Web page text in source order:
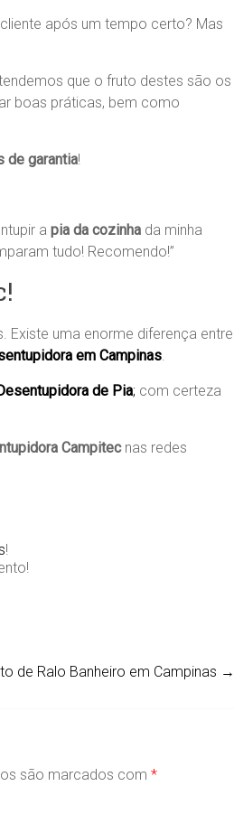
após um tempo certo? Mas
que o fruto destes são os
boas práticas, bem como
de garantia!
a pia da cozinha da minha
tudo! Recomendo!”
Existe uma enorme diferença entre
em Campinas.
de Pia; com certeza
Campitecnas redes
!
de Ralo Banheiro em Campinas →
são marcados com *